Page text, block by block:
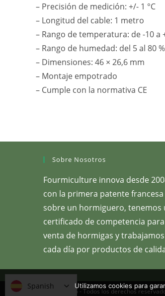
– Precisión de medición: +/- 1 °C
– Longitud del cable: 1 metro
– Rango de temperatura: de -10 a
– Rango de humedad: del 5 al 80
– Dimensiones: 46 × 26,6 mm
– Montaje empotrado
– Cumple con la normativa CE
Sobre Nosotros
Fourmiculture innova desde
con la primera patente francesa
sobre un hormiguero, tenemos
certificado de competencia
venta de hormigas y trabajamos
cada día por productos de
Copyright 2026 - Todos los derechos
Spanish Utilizamos cookies para
Spanish